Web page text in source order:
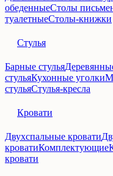
обеденныеСтолы
туалетныеСтолы-книжки
Стулья
Барные стулья
стульяКухонные уголки
стульяСтулья-кресла
Кровати
Двухспальные кровати
кроватиКомплектующие
кровати